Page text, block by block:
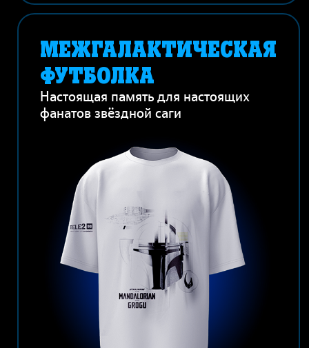
МЕЖГАЛАКТИЧЕСКАЯ
ФУТБОЛКА
Настоящая память для настоящих
фанатов звёздной саги